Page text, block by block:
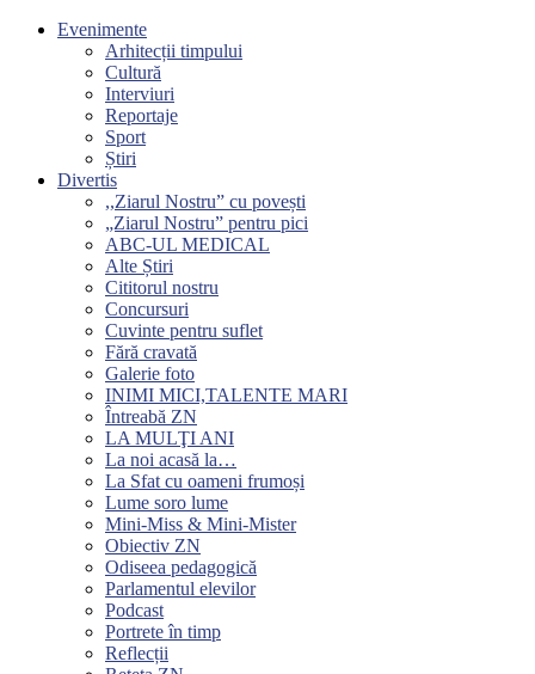
Evenimente
Arhitecții timpului
Cultură
Interviuri
Reportaje
Sport
Știri
Divertis
,,Ziarul Nostru” cu povești
„Ziarul Nostru” pentru pici
ABC-UL MEDICAL
Alte Știri
Cititorul nostru
Concursuri
Cuvinte pentru suflet
Fără cravată
Galerie foto
INIMI MICI,TALENTE MARI
Întreabă ZN
LA MULŢI ANI
La noi acasă la…
La Sfat cu oameni frumoși
Lume soro lume
Mini-Miss & Mini-Mister
Obiectiv ZN
Odiseea pedagogică
Parlamentul elevilor
Podcast
Portrete în timp
Reflecții